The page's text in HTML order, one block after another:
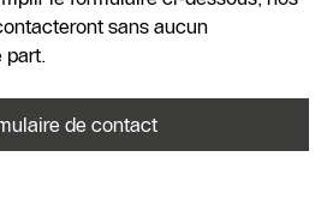
sans aucun
part.
de contact